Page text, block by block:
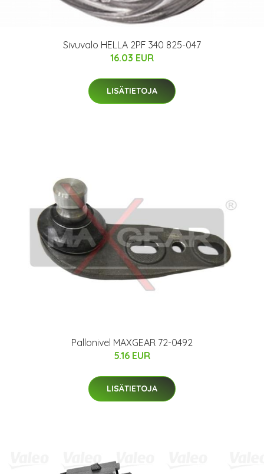
Sivuvalo HELLA 2PF 340 825-047
16.03 EUR
LISÄTIETOJA
Pallonivel MAXGEAR 72-0492
5.16 EUR
LISÄTIETOJA